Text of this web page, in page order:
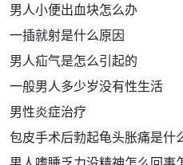
男人小便出血块怎么办
一插就射是什么原因
男人疝气是怎么引起的
一般男人多少岁没有性生活
男性炎症治疗
包皮手术后勃起龟头胀痛是什